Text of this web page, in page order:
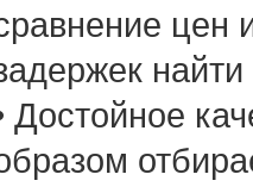
цен
Достойное